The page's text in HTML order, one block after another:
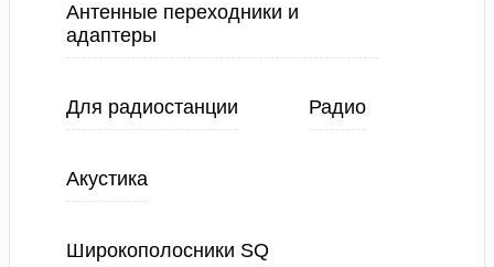
Антенные переходники и
адаптеры
Для радиостанции Радио
Акустика
Широкополосники SQ